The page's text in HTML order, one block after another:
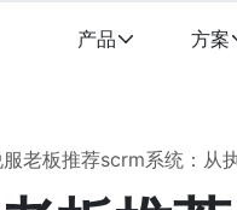
产品 方案
老板推荐scrm系统：从